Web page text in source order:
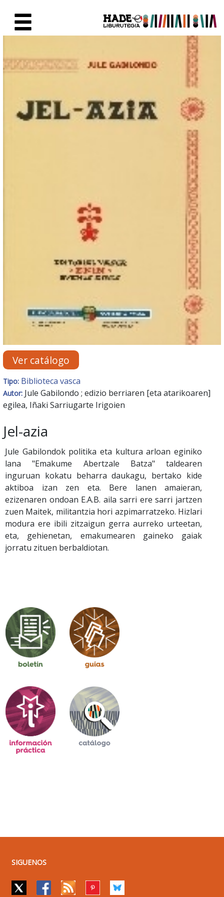
Ficha de Novedades -
Ver catálogo
Tipo: Biblioteca vasca
Autor: Jule Gabilondo ; edizio berriaren [eta atarikoaren]
egilea, Iñaki Sarriugarte Irigoien
Jel-azia
Jule Gabilondok politika eta kultura arloan eginiko
lana "Emakume Abertzale Batza" taldearen
inguruan kokatu beharra daukagu, bertako kide
aktiboa izan zen eta. Bere lanen amaieran,
ezizenaren ondoan E.A.B. aila sarri ere sarri jartzen
zuen Maitek, militantzia hori azpimarratzeko. Hizlari
modura ere ibili zitzaigun gerra aurreko urteetan,
eta, gehienetan, emakumearen gaineko gaiak
jorratu zituen berbaldiotan.
SIGUENOS